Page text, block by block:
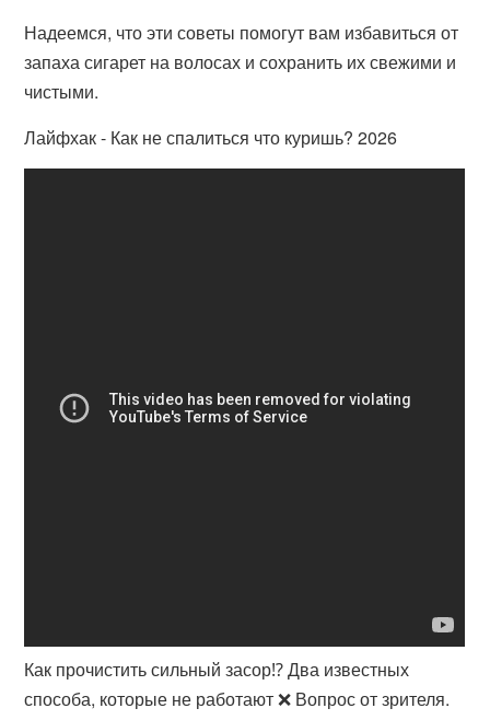
Надеемся, что эти советы помогут вам избавиться от
запаха сигарет на волосах и сохранить их свежими и
чистыми.
Лайфхак - Как не спалиться что куришь? 2026
Как прочистить сильный засор⁉️ Два известных
способа, которые не работают ❌ Вопрос от зрителя.